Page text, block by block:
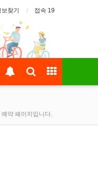
보찾기 접속 19
약 페이지입니다.